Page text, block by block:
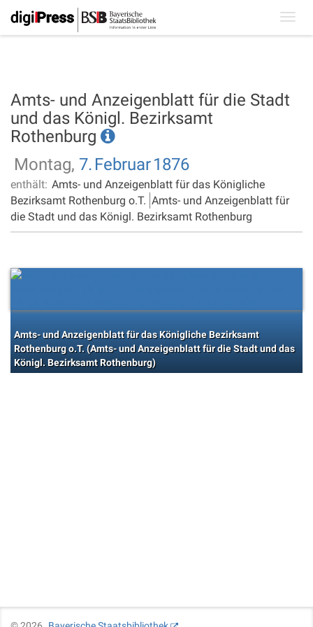
Amts- und Anzeigenblatt für die Stadt
und das Königl. Bezirksamt
Rothenburg
Montag, 7. Februar1876
enthält: Amts- und Anzeigenblatt für das Königliche
Bezirksamt Rothenburg o.T. Amts- und Anzeigenblatt für
die Stadt und das Königl. Bezirksamt Rothenburg
Amts- und Anzeigenblatt für das Königliche Bezirksamt
Rothenburg o.T. (Amts- und Anzeigenblatt für die Stadt und das
Königl. Bezirksamt Rothenburg)